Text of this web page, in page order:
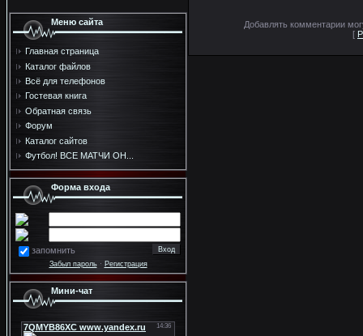
Меню сайта
Главная страница
Каталог файлов
Всё для телефонов
Гостевая книга
Обратная связь
Форум
Каталог сайтов
Футбол! ВСЕ МАТЧИ ОН...
Форма входа
запомнить
Забыл пароль· Регистрация
Мини-чат
Добавлять комментарии
[